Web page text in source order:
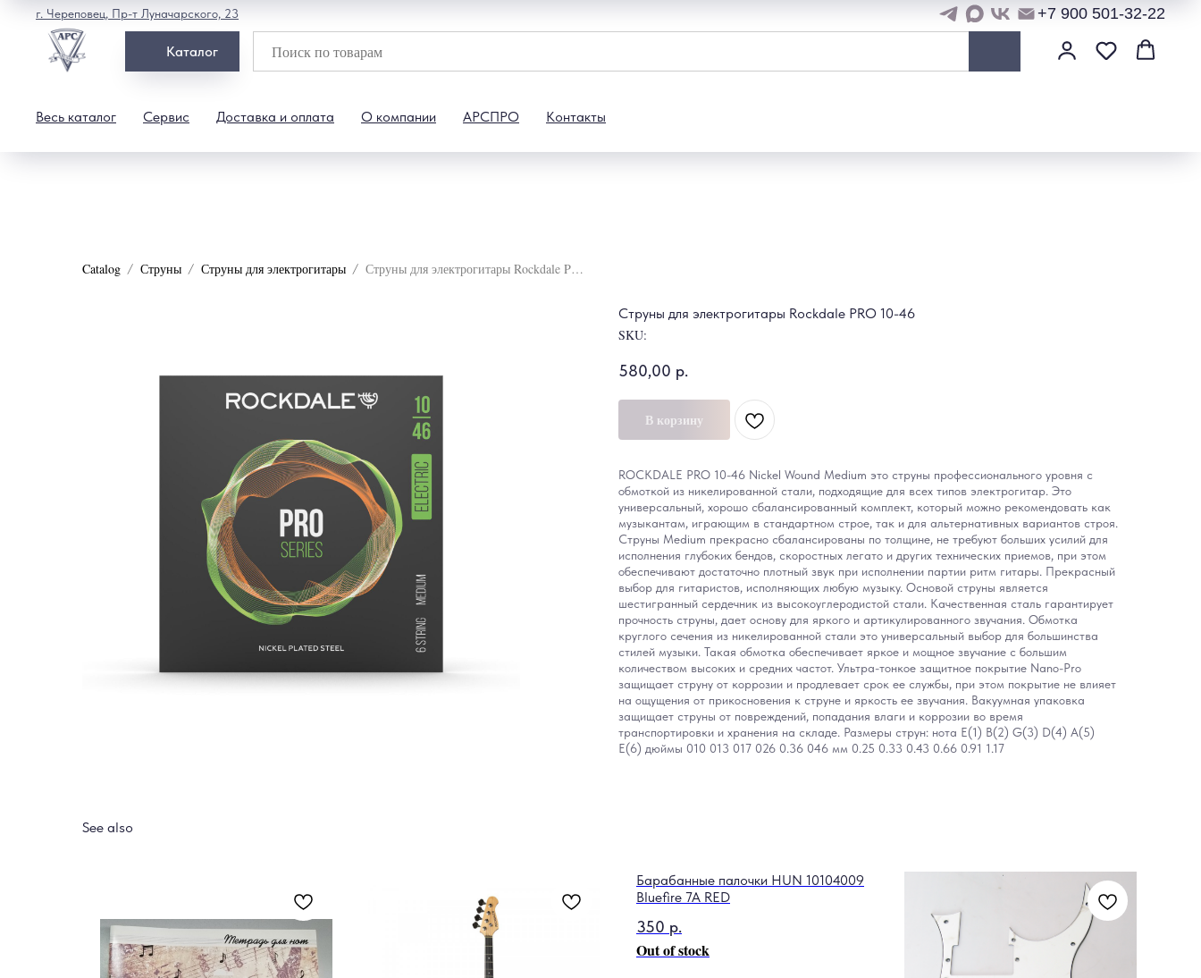
Каталог
Весь каталог Сервис Доставка и оплата О компании АРСПРО Контакты
г. Череповец, Пр-т Луначарского, 23 +7 900 501-32-22
Catalog Струны Струны для электрогитары Струны для электрогитары Rockdale PRO 10-46
Струны для электрогитары Rockdale PRO 10-46
SKU:
580,00 р.
В корзину
ROCKDALE PRO 10-46 Nickel Wound Medium это струны профессионального уровня с
обмоткой из никелированной стали, подходящие для всех типов электрогитар. Это
универсальный, хорошо сбалансированный комплект, который можно рекомендовать как
музыкантам, играющим в стандартном строе, так и для альтернативных вариантов строя.
Струны Medium прекрасно сбалансированы по толщине, не требуют больших усилий для
исполнения глубоких бендов, скоростных легато и других технических приемов, при этом
обеспечивают достаточно плотный звук при исполнении партии ритм гитары. Прекрасный
выбор для гитаристов, исполняющих любую музыку. Основой струны является
шестигранный сердечник из высокоуглеродистой стали. Качественная сталь гарантирует
прочность струны, дает основу для яркого и артикулированного звучания. Обмотка
круглого сечения из никелированной стали это универсальный выбор для большинства
стилей музыки. Такая обмотка обеспечивает яркое и мощное звучание с большим
количеством высоких и средних частот. Ультра-тонкое защитное покрытие Nano-Pro
защищает струну от коррозии и продлевает срок ее службы, при этом покрытие не влияет
на ощущения от прикосновения к струне и яркость ее звучания. Вакуумная упаковка
защищает струны от повреждений, попадания влаги и коррозии во время
транспортировки и хранения на складе. Размеры струн: нота E(1) B(2) G(3) D(4) A(5)
E(6) дюймы 010 013 017 026 0.36 046 мм 0.25 0.33 0.43 0.66 0.91 1.17
See also
Барабанные палочки HUN 10104009
Bluefire 7A RED
350 р.
Out of stock